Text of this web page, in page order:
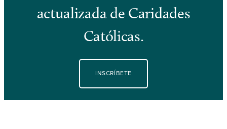
actualizada de Caridades
Católicas.
INSCRÍBETE